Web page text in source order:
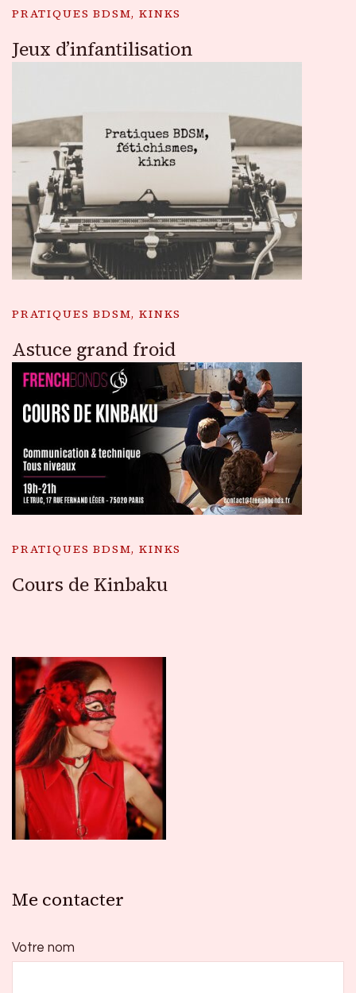
PRATIQUES BDSM, KINKS
Jeux d’infantilisation
PRATIQUES BDSM, KINKS
Astuce grand froid
PRATIQUES BDSM, KINKS
Cours de Kinbaku
Me contacter
Votre nom